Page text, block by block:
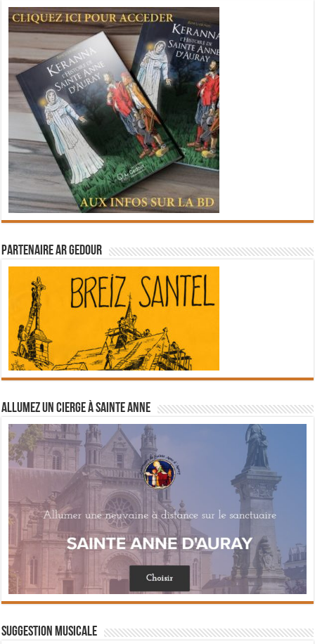
Partenaire Ar Gedour
Allumez un cierge à Sainte Anne
Suggestion musicale